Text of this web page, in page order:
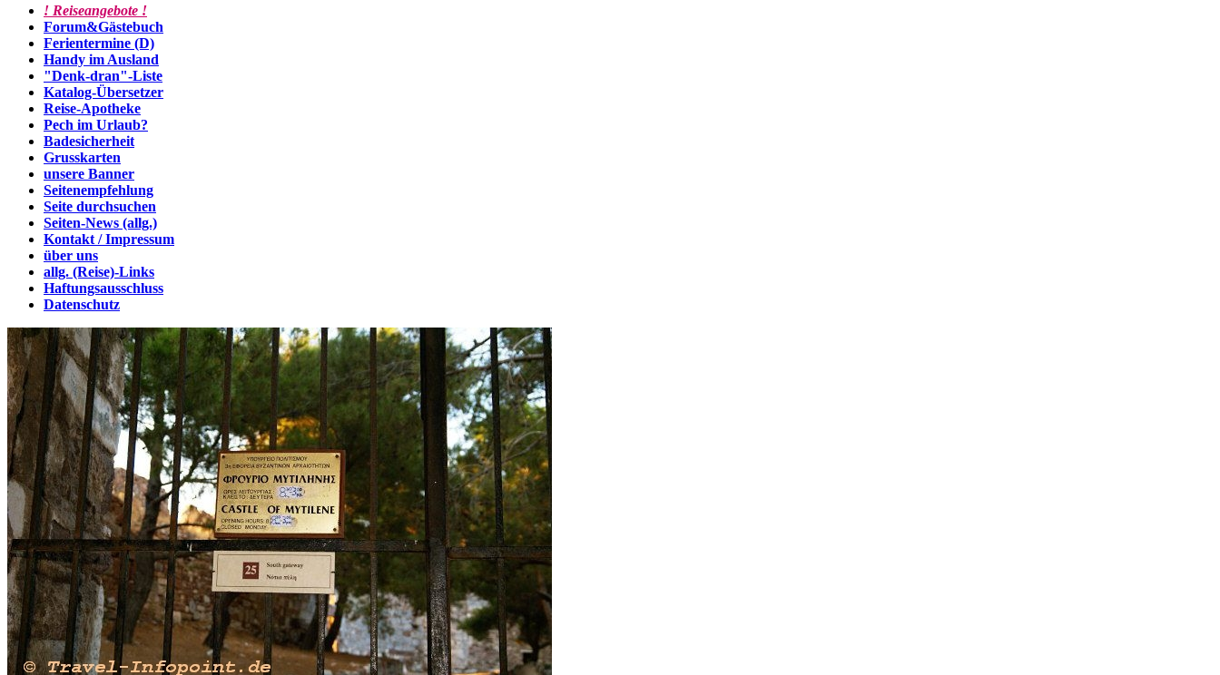
! Reiseangebote !
Forum&Gästebuch
Ferientermine (D)
Handy im Ausland
"Denk-dran"-Liste
Katalog-Übersetzer
Reise-Apotheke
Pech im Urlaub?
Badesicherheit
Grusskarten
unsere Banner
Seitenempfehlung
Seite durchsuchen
Seiten-News (allg.)
Kontakt / Impressum
über uns
allg. (Reise)-Links
Haftungsausschluss
Datenschutz